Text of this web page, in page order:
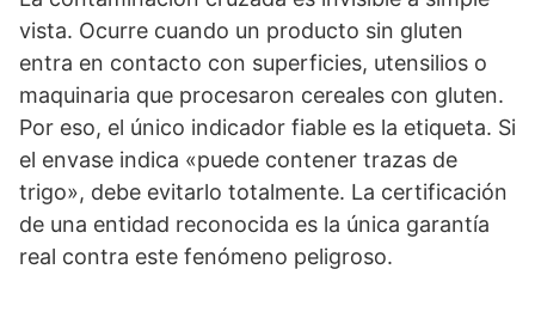
vista. Ocurre cuando un producto sin gluten
entra en contacto con superficies, utensilios o
maquinaria que procesaron cereales con gluten.
Por eso, el único indicador fiable es la etiqueta. Si
el envase indica «puede contener trazas de
trigo», debe evitarlo totalmente. La certificación
de una entidad reconocida es la única garantía
real contra este fenómeno peligroso.